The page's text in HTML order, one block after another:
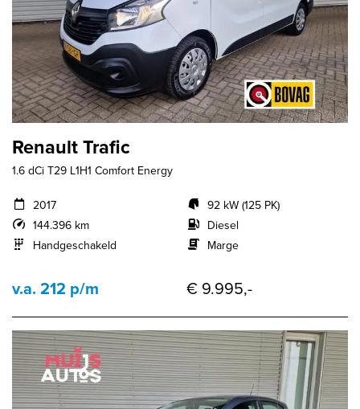
Renault Trafic
1.6 dCi T29 L1H1 Comfort Energy
2017
144.396 km
Handgeschakeld
92 kW (125 PK)
Diesel
Marge
v.a. 212 p/m € 9.995,-